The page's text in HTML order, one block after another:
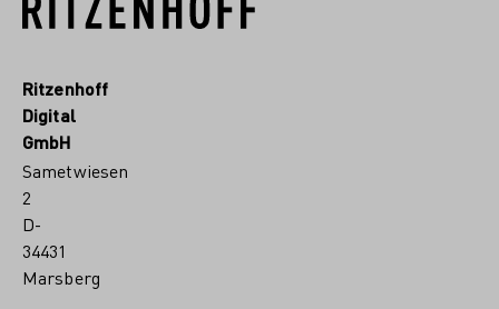
Ritzenhoff
Digital
GmbH
Sametwiesen
2
D-
34431
Marsberg